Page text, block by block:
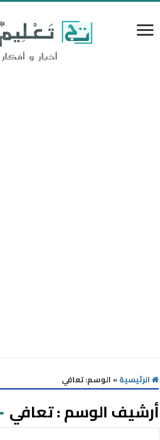
الرئيسية» الوسم:تعافي
أرشيف الوسم :تعافي